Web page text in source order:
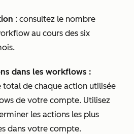
: consultez le nombre
au cours des six
dans les workflows :
total de chaque action utilisée
de votre compte. Utilisez
les actions les plus
dans votre compte.